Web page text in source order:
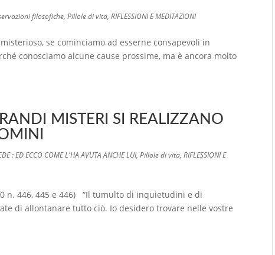
filosofiche, Pillole di vita, RIFLESSIONI E MEDITAZIONI
se cominciamo ad esserne consapevoli in
conosciamo alcune cause prossime, ma è ancora molto
MISTERI SI REALIZZANO
: ED ECCO COME L'HA AVUTA ANCHE LUI, Pillole di vita, RIFLESSIONI E
n. 446, 445 e 446) “Il tumulto di inquietudini e di
di allontanare tutto ciò. Io desidero trovare nelle vostre